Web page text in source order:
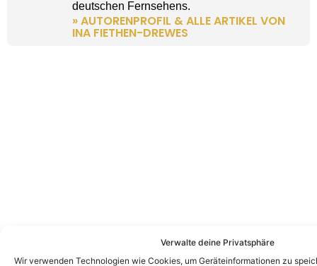
Verwalte deine Privatsphäre
Wir verwenden Technologien wie Cookies, um Geräteinformationen zu
deutschen Fernsehens.
» AUTORENPROFIL & ALLE ARTIKEL VON
INA FIETHEN-DREWES